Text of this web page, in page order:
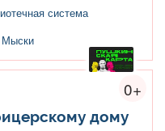
система
Мыски
0+
дому